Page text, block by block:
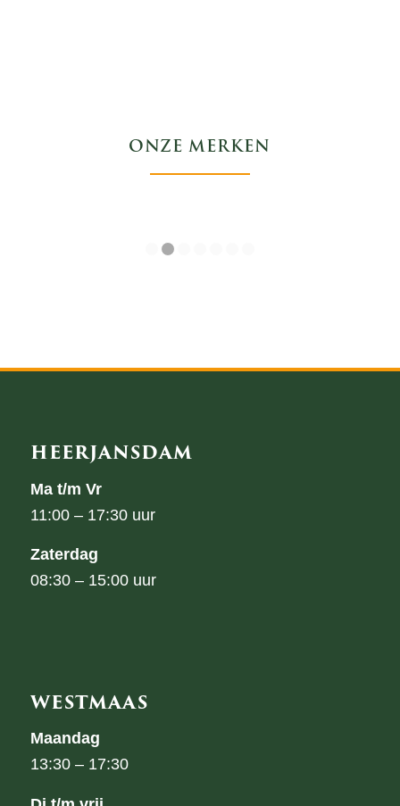
ONZE MERKEN
HEERJANSDAM
Ma t/m Vr
11:00 – 17:30 uur
Zaterdag
08:30 – 15:00 uur
WESTMAAS
Maandag
13:30 – 17:30